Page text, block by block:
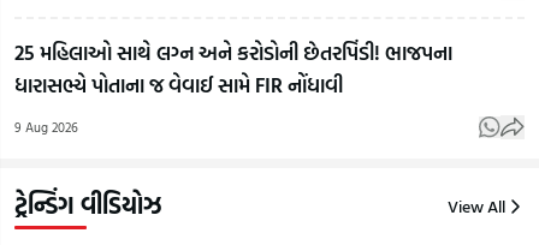
25 મહિલાઓ સાથે લગ્ન અને કરોડોની છેતરપિંડી! ભાજપના
ધારાસભ્યે પોતાના જ વેવાઈ સામે FIR નોંધાવી
9 Aug 2026
ટ્રેન્ડિંગ વીડિયોઝ View All
અનોખા
ચશ્માનો
વાઇરલ |
Samachar
10
અમદાવાદમાં
ગંદકી વચ્ચે
10